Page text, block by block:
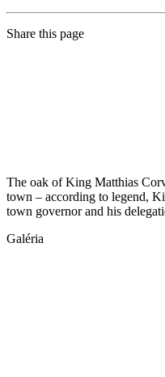
Share this page
The oak of King Matthias
town – according to legend,
town governor and his
Galéria